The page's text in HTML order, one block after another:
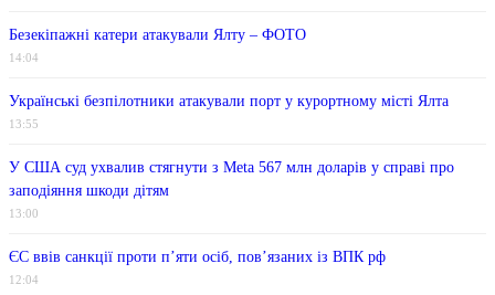
Безекіпажні катери атакували Ялту – ФОТО
14:04
Українські безпілотники атакували порт у курортному місті Ялта
13:55
У США суд ухвалив стягнути з Meta 567 млн ​​доларів у справі про
заподіяння шкоди дітям
13:00
ЄС ввів санкції проти п’яти осіб, пов’язаних із ВПК рф
12:04